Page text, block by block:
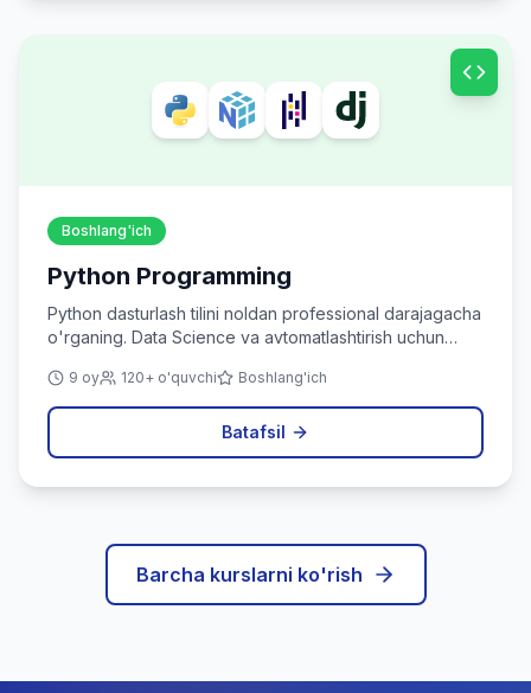
Boshlang'ich
Python Programming
Python dasturlash tilini noldan professional darajagacha
o'rganing. Data Science va avtomatlashtirish uchun
9 oy 120+ o'quvchi Boshlang'ich
Batafsil
Barcha kurslarni ko'rish